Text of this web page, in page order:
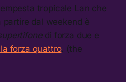
tropicale Lan che
partire dal weekend è
di forza due e
forza quattro. (the